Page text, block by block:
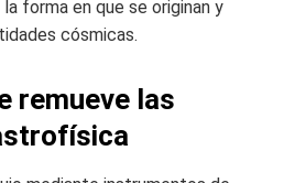
forma en que se originan y
cósmicas.
remueve las